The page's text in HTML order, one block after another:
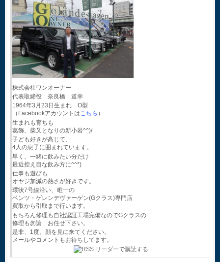
株式会社ワンオーナー
代表取締役 奈良橋 道幸
1964年3月23日生まれ O型
（Facebookアカウントはこちら ）
生まれも育ちも
葛飾、柴又となりの新小岩^^)/
子ども好きが高じて、
4人の息子に囲まれています。
早く、一緒に飲みたい分だけ
最近控え目な飲み方に^^*)
仕事も遊びも
オヤジ加減の熱さが好きです。
環状7号線沿い、唯一の
ベンツ・ゲレンデヴァーゲン(Gクラス)専門店
買取から引取まで行います。
もちろん修理も自社認証工場完備なのでGクラスの
修理も勿論 お任せ下さい。
是非、1度、顔を見に来てください。
メールやコメントもお待ちしてます。